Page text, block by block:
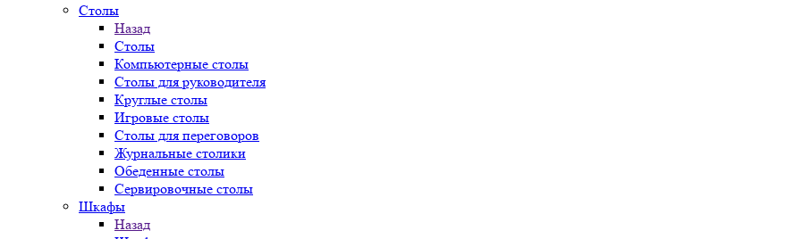
Столы
Назад
Столы
Компьютерные столы
Столы для руководителя
Круглые столы
Игровые столы
Столы для переговоров
Журнальные столики
Обеденные столы
Сервировочные столы
Шкафы
Назад